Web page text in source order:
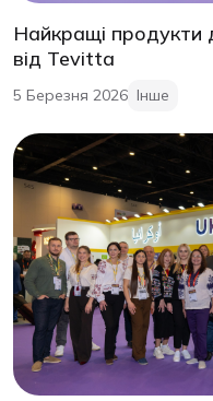
Найкращі
від Tevitta
5 Березня 2026 Інше